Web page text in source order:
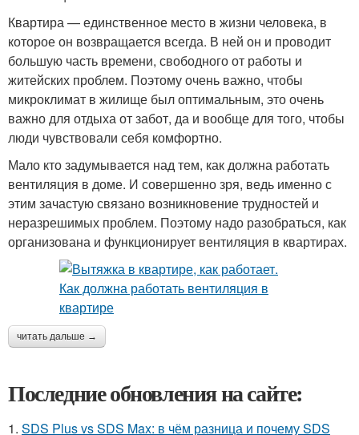
Квартира — единственное место в жизни человека, в
которое он возвращается всегда. В ней он и проводит
большую часть времени, свободного от работы и
житейских проблем. Поэтому очень важно, чтобы
микроклимат в жилище был оптимальным, это очень
важно для отдыха от забот, да и вообще для того, чтобы
люди чувствовали себя комфортно.
Мало кто задумывается над тем, как должна работать
вентиляция в доме. И совершенно зря, ведь именно с
этим зачастую связано возникновение трудностей и
неразрешимых проблем. Поэтому надо разобраться, как
организована и функционирует вентиляция в квартирах.
читать дальше →
Последние обновления на сайте:
1. SDS Plus vs SDS Max: в чём разница и почему SDS